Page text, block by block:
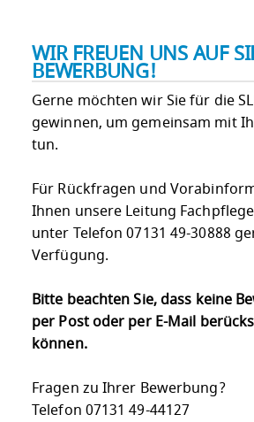
WIR FREUEN UNS AUF
BEWERBUNG!
Gerne möchten wir Sie für die
gewinnen, um gemeinsam mit
tun.
Für Rückfragen und
Ihnen unsere Leitung
unter Telefon 07131 49-30888
Verfügung.
Bitte beachten Sie, dass keine
per Post oder per E-Mail
können.
Fragen zu Ihrer Bewerbung?
Telefon 07131 49-44127